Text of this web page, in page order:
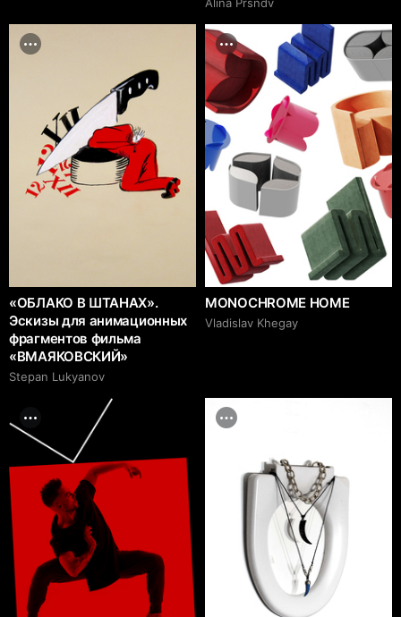
«ОБЛАКО В ШТАНАХ».
Эскизы для анимационных
фрагментов фильма
«ВМАЯКОВСКИЙ»
Stepan Lukyanov
MONOCHROME HOME
Vladislav Khegay